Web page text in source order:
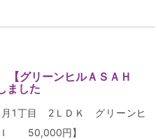
グリーンヒルＡＳＡＨ
ました
月1丁目 2ＬＤＫ グリーンヒ
Ｉ 50,000円】